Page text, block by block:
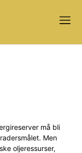
må bli
Men
oljeressurser,